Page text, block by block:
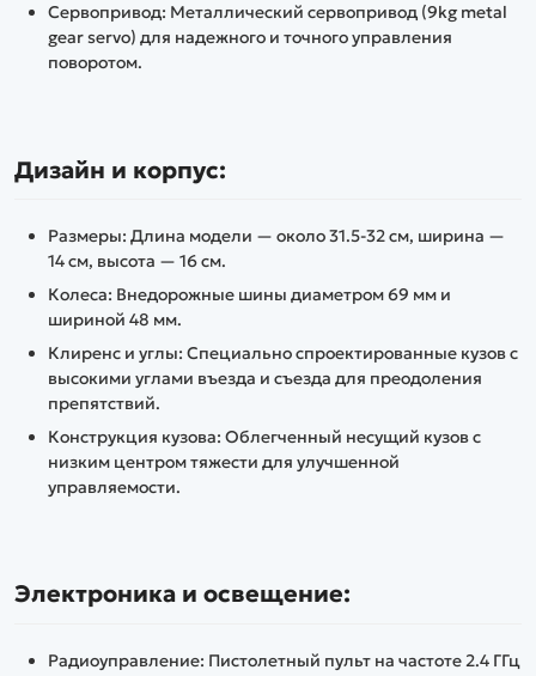
Сервопривод: Металлический сервопривод (9kg metal
gear servo) для надежного и точного управления
поворотом.
Дизайн и корпус:
Размеры: Длина модели — около 31.5-32 см, ширина —
14 см, высота — 16 см.
Колеса: Внедорожные шины диаметром 69 мм и
шириной 48 мм.
Клиренс и углы: Специально спроектированные кузов с
высокими углами въезда и съезда для преодоления
препятствий.
Конструкция кузова: Облегченный несущий кузов с
низким центром тяжести для улучшенной
управляемости.
Электроника и освещение:
Радиоуправление: Пистолетный пульт на частоте 2.4 ГГц